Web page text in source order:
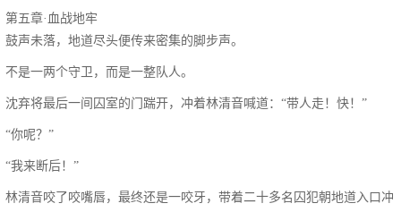
第五章·血战地牢
鼓声未落，地道尽头便传来密集的脚步声。
不是一两个守卫，而是一整队人。
沈弃将最后一间囚室的门踹开，冲着林清音喊道：“带人走！快！”
“你呢？”
“我来断后！”
林清音咬了咬嘴唇，最终还是一咬牙，带着二十多名囚犯朝地道入口冲